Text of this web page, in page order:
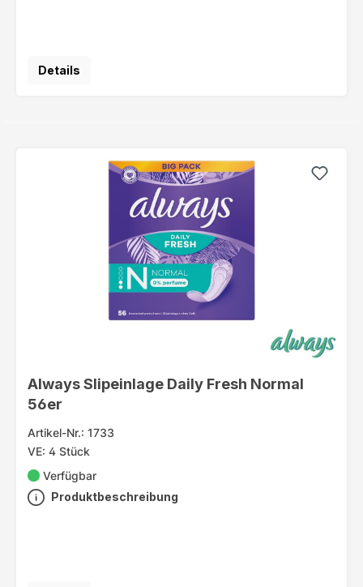
Details
Always Slipeinlage Daily Fresh Normal
56er
Artikel-Nr.: 1733
VE: 4 Stück
Verfügbar
Produktbeschreibung